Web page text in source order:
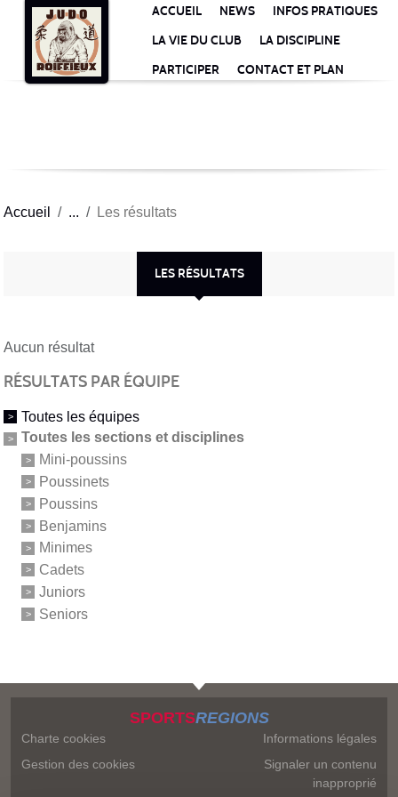
ACCUEIL NEWS
INFOS PRATIQUES
LA VIE DU CLUB
LA DISCIPLINE
PARTICIPER
CONTACT ET PLAN
Accueil Les résultats
LES RÉSULTATS
Aucun résultat
RÉSULTATS PAR ÉQUIPE
Toutes les équipes
Toutes les sections et disciplines
Mini-poussins
Poussinets
Poussins
Benjamins
Minimes
Cadets
Juniors
Seniors
SPORTSREGIONS
Charte cookies
Gestion des cookies
Informations légales
Signaler un contenu
inapproprié
Panneau de gestion des cookies